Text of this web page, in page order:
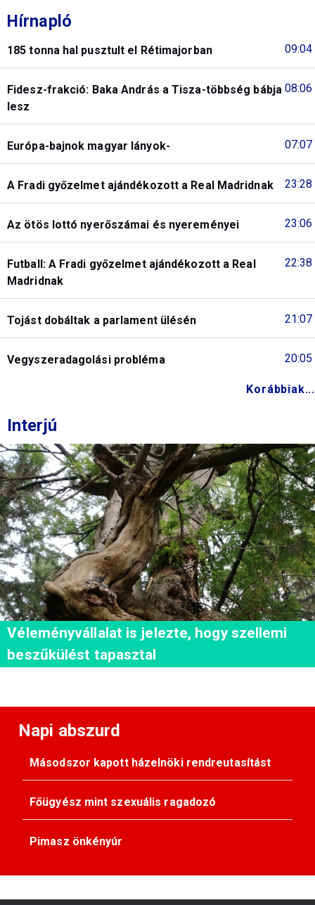
Hírnapló
09:04
185 tonna hal pusztult el Rétimajorban
08:06
Fidesz-frakció: Baka András a Tisza-többség bábja
lesz
07:07
Európa-bajnok magyar lányok-
23:28
A Fradi győzelmet ajándékozott a Real Madridnak
23:06
Az ötös lottó nyerőszámai és nyereményei
22:38
Futball: A Fradi győzelmet ajándékozott a Real
Madridnak
21:07
Tojást dobáltak a parlament ülésén
20:05
Vegyszeradagolási probléma
Korábbiak...
Interjú
Véleményvállalat is jelezte, hogy szellemi
beszűkülést tapasztal
Napi abszurd
Másodszor kapott házelnöki rendreutasítást
Főügyész mint szexuális ragadozó
Pimasz önkényúr